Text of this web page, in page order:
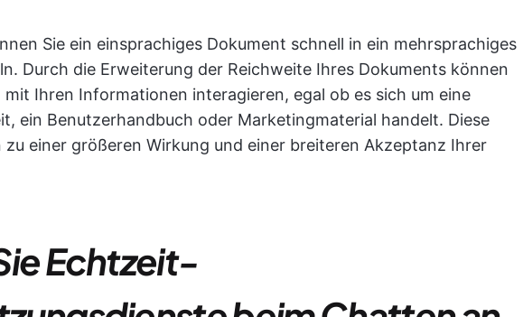
Sie ein einsprachiges Dokument schnell in ein mehrsprachiges
Durch die Erweiterung der Reichweite Ihres Dokuments können
mit Ihren Informationen interagieren, egal ob es sich um eine
ein Benutzerhandbuch oder Marketingmaterial handelt. Diese
zu einer größeren Wirkung und einer breiteren Akzeptanz Ihrer
Echtzeit-